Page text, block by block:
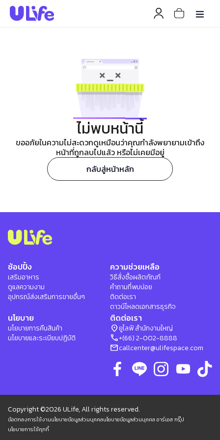
ไม่พบหน้านี้
ขออภัยในความไม่สะดวกดูเหมือนว่าคุณกำลังพยายามเข้าถึง
หน้าที่ถูกลบไปแล้ว หรือไม่เคยมีอยู่
กลับสู่หน้าหลัก
ช้อปปิ้ง
เสริมอาหาร
ดูแลความงาม
อุปกรณ์ส่งเสริมการขายอื่นๆ
ความช่วยเหลือ
วิธีสั่งซื้อผลิตภัณฑ์
คำถามที่พบบ่อย
ติดต่อเรา
ดาวน์โหลดเอกสารธุรกิจ
นโยบาย
นโยบายการคืนสินค้า
นโยบายและระเบียบปฏิบัติ
ติดต่อเรา
location_onยูไลฟ์ สำนักงานใหญ่
phone+(66) 2-002-8888
mailcallcenter@ulifespace.com
Copyright ©2026 ULife, All rights reserved.
ข้อตกลงการใช้งานนโยบายข้อมูลส่วนบุคคลนโยบายข้อมูลส่วนบุคคล อาร์เอส กรุ๊ป
นโยบายการใช้คุกกี้